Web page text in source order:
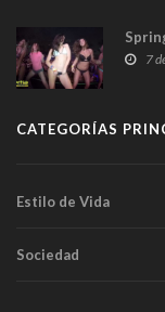
7
CATEGORÍAS
Estilo de Vida
Sociedad